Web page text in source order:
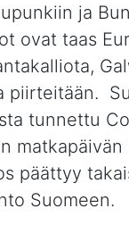
ja
ovat taas
piirteitään.
tunnettu
matkapäivän
päättyy
Suomeen.